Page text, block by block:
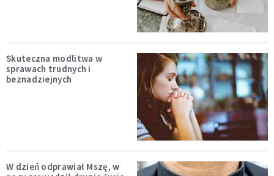
Skuteczna modlitwa w
sprawach trudnych i
beznadziejnych
W dzień odprawiał Mszę, w